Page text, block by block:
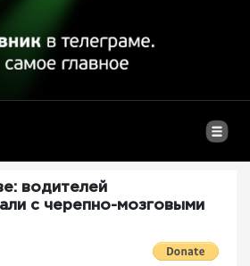
водителей
с черепно-мозговыми